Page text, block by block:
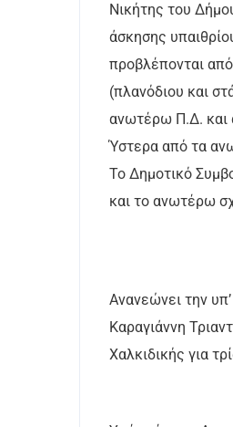
Νικήτης του
άσκησης
προβλέπονται
(πλανόδιου και
ανωτέρω Π.Δ. και
Ύστερα από τα
Το Δημοτικό
και το ανωτέρω
Ανανεώνει την
Καραγιάννη
Χαλκιδικής για